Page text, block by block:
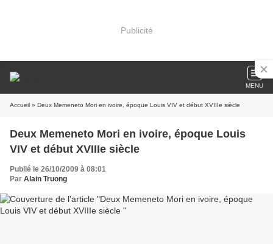
Publicité
MENU
Accueil » Deux Memeneto Mori en ivoire, époque Louis VIV et début XVIIIe siècle
Deux Memeneto Mori en ivoire, époque Louis
VIV et début XVIIIe siècle
Publié le 26/10/2009 à 08:01
Par Alain Truong